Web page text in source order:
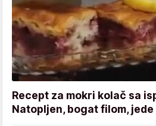
Recept za mokri kolač sa
Natopljen, bogat filom, jede